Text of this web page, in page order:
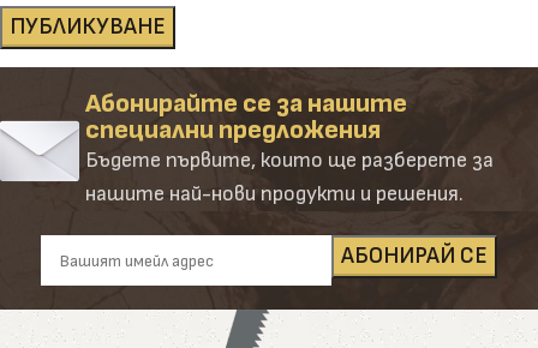
Абонирайте се за нашите
специални предложения
Бъдете първите, които ще разберете за
нашите най-нови продукти и решения.